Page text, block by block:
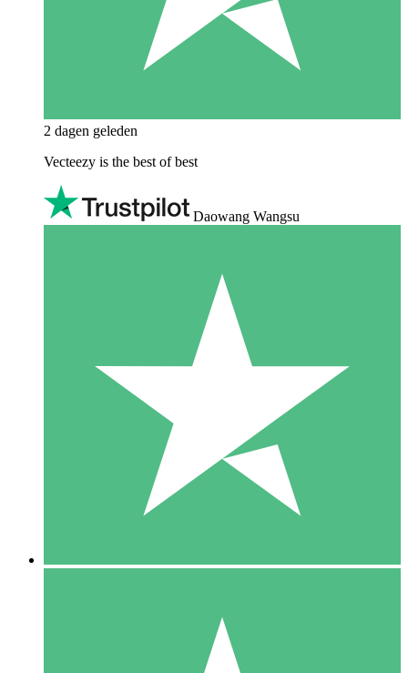
2 dagen geleden
Vecteezy is the best of best
Daowang Wangsu